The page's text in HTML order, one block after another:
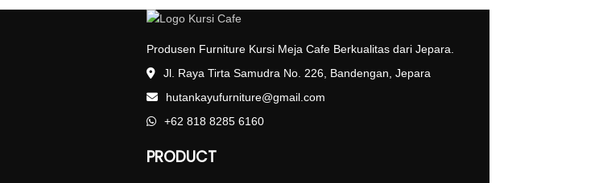
Produsen Furniture Kursi Meja Cafe Berkualitas dari Jepara.
Jl. Raya Tirta Samudra No. 226, Bandengan, Jepara
hutankayufurniture@gmail.com
+62 818 8285 6160
PRODUCT